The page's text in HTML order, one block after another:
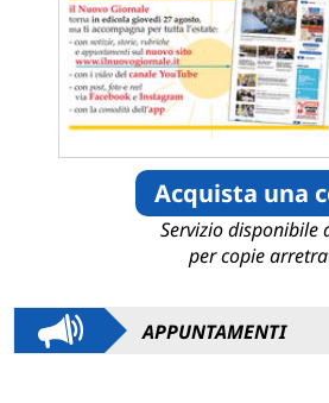
Acquista una
Servizio disponibile
per copie
APPUNTAMENTI